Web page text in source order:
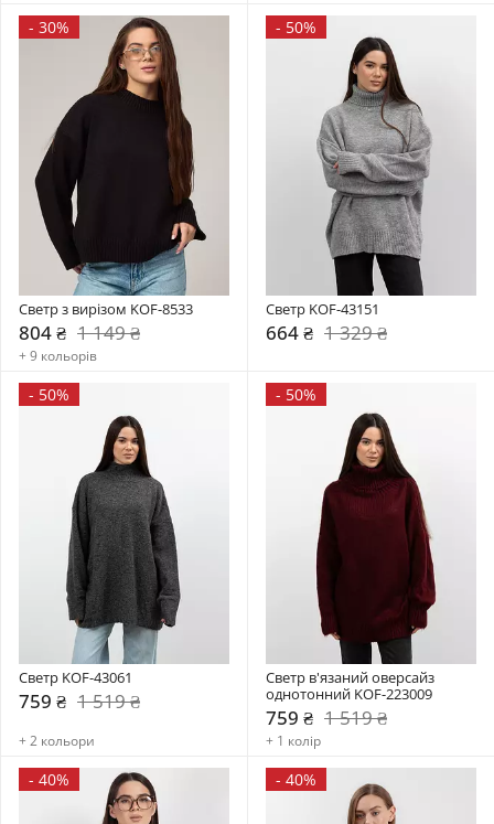
- 30%
Светр з вирізом KOF-8533
804 ₴ 1 149 ₴
+ 9 кольорів
- 50%
Светр KOF-43151
664 ₴ 1 329 ₴
- 50%
Светр KOF-43061
759 ₴ 1 519 ₴
+ 2 кольори
- 50%
Светр в'язаний оверсайз
однотонний KOF-223009
759 ₴ 1 519 ₴
+ 1 колір
- 40% - 40%